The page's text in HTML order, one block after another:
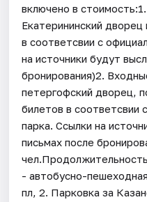
включено в
Екатерининский
в соответсвии с
на источники будут
бронирования)2.
петергофский дворец,
билетов в соответсвии
парка. Ссылки на
письмах после
- автобусно-
пл, 2. Парковка за